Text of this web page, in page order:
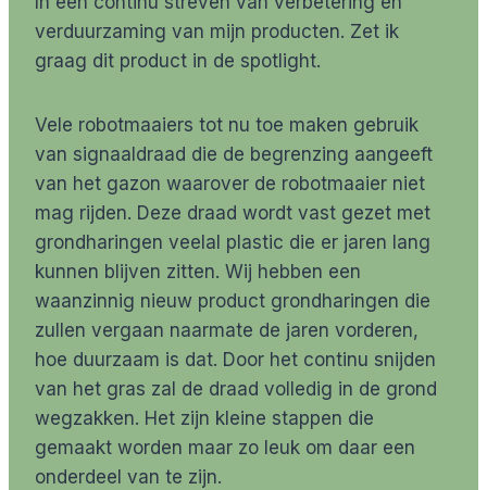
verduurzaming van mijn producten. Zet ik
graag dit product in de spotlight.
Vele robotmaaiers tot nu toe maken gebruik
van signaaldraad die de begrenzing aangeeft
van het gazon waarover de robotmaaier niet
mag rijden. Deze draad wordt vast gezet met
grondharingen veelal plastic die er jaren lang
kunnen blijven zitten. Wij hebben een
waanzinnig nieuw product grondharingen die
zullen vergaan naarmate de jaren vorderen,
hoe duurzaam is dat. Door het continu snijden
van het gras zal de draad volledig in de grond
wegzakken. Het zijn kleine stappen die
gemaakt worden maar zo leuk om daar een
onderdeel van te zijn.